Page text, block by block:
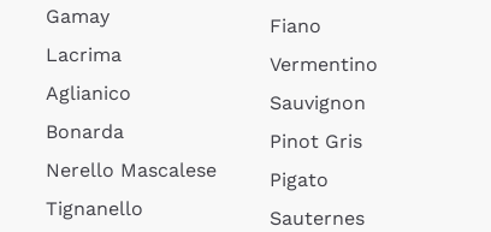
Gamay
Lacrima
Aglianico
Bonarda
Nerello Mascalese
Tignanello
Fiano
Vermentino
Sauvignon
Pinot Gris
Pigato
Sauternes